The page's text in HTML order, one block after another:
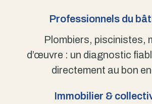
Professionnels du
Plombiers, piscinistes,
d’œuvre : un diagnostic
directement au bon
Immobilier &